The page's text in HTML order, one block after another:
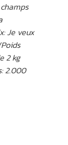
Je veux
2 kg
2.000